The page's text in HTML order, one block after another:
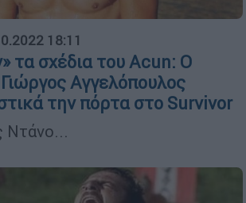
18:11
τα σχέδια του Acun: Ο
Αγγελόπουλος
την πόρτα στο Survivor
Ντάνο...